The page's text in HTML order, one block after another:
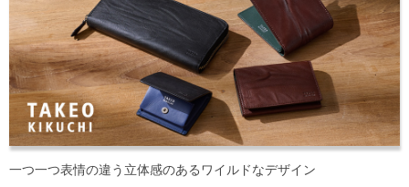
一つ一つ表情の違う立体感のあるワイルドなデザイン